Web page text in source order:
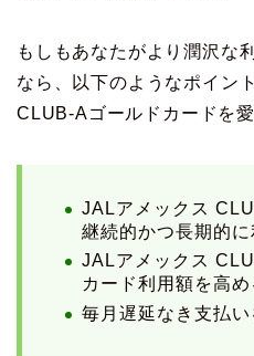
もしもあなたがより潤沢な
なら、以下のようなポイン
CLUB-Aゴールドカードを愛
JALアメックス
継続的かつ長期的に
JALアメックス
カード利用額を高め
毎月遅延なき支払い